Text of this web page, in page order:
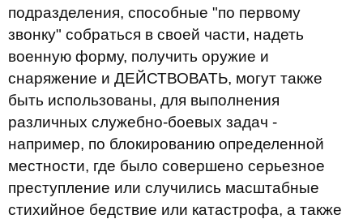
подразделения, способные "по первому
звонку" собраться в своей части, надеть
военную форму, получить оружие и
снаряжение и ДЕЙСТВОВАТЬ, могут также
быть использованы, для выполнения
различных служебно-боевых задач -
например, по блокированию определенной
местности, где было совершено серьезное
преступление или случились масштабные
стихийное бедствие или катастрофа, а также